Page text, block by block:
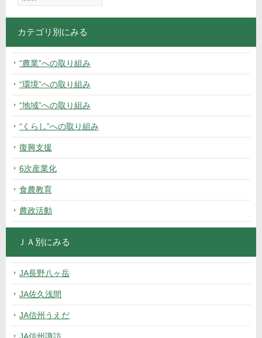
カテゴリ別にみる
“農業”への取り組み
“環境”への取り組み
“地域”への取り組み
“くらし”への取り組み
復興支援
6次産業化
食農教育
農政活動
ＪＡ別にみる
JA長野八ヶ岳
JA佐久浅間
JA信州うえだ